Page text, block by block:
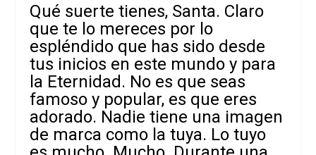
Qué suerte tienes, Santa. Claro
que te lo mereces por lo
espléndido que has sido desde
tus inicios en este mundo y para
la Eternidad. No es que seas
famoso y popular, es que eres
adorado. Nadie tiene una imagen
de marca como la tuya. Lo tuyo